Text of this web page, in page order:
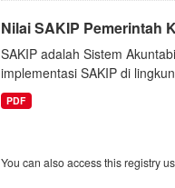
Nilai SAKIP Pemerintah
SAKIP adalah Sistem
implementasi SAKIP di
PDF
You can also access this registry